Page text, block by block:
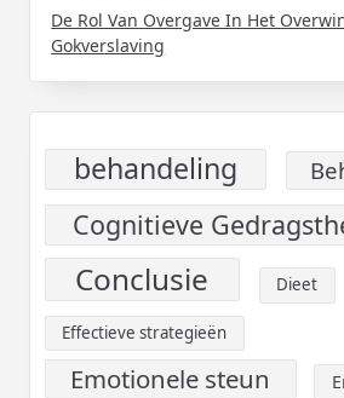
De Rol Van Overgave In Het
Gokverslaving
behandeling
Cognitieve
Conclusie Dieet
Effectieve strategieën
Emotionele steun